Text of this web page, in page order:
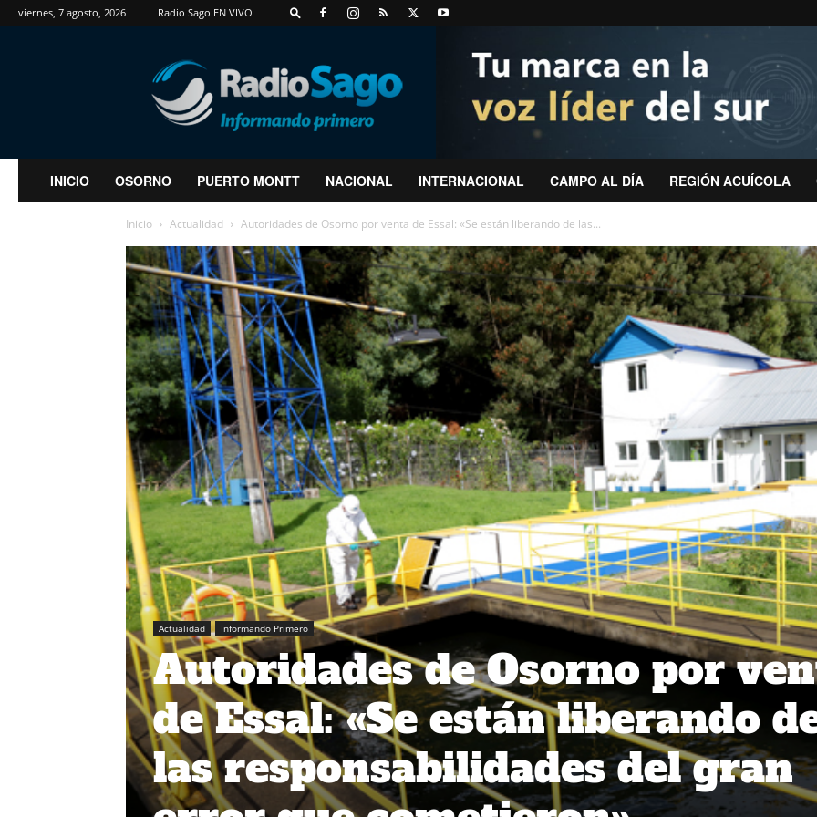
viernes, 7 agosto, 2026 Radio Sago EN VIVO
RadioSago
INICIO OSORNO PUERTO MONTT NACIONAL INTERNACIONAL CAMPO AL DÍA REGIÓN ACUÍCOLA
Inicio Actualidad Autoridades de Osorno por venta de Essal: «Se están liberando de las...
Actualidad Informando Primero
Autoridades de Osorno por
de Essal: «Se están liberando
las responsabilidades del gran